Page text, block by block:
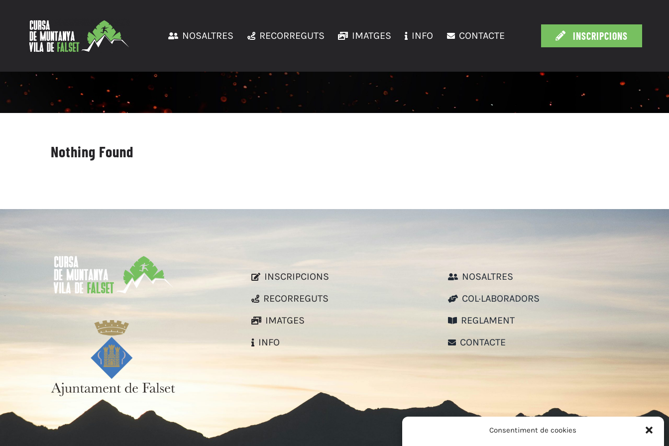
Consentiment de cookies
NOSALTRES RECORREGUTS IMATGES INFO CONTACTE INSCRIPCIONS
Nothing Found
INSCRIPCIONS
RECORREGUTS
IMATGES
INFO
NOSALTRES
COL·LABORADORS
REGLAMENT
CONTACTE